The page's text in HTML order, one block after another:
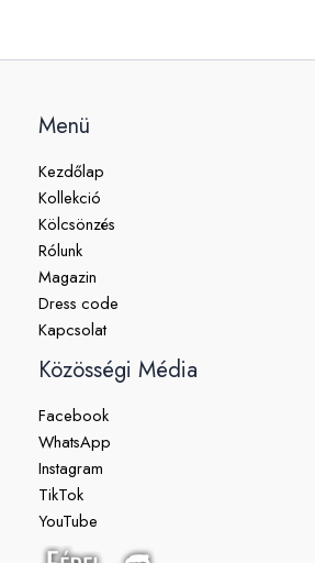
Menü
Kezdőlap
Kollekció
Kölcsönzés
Rólunk
Magazin
Dress code
Kapcsolat
Közösségi Média
Facebook
WhatsApp
Instagram
TikTok
YouTube